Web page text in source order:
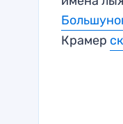
Крамер